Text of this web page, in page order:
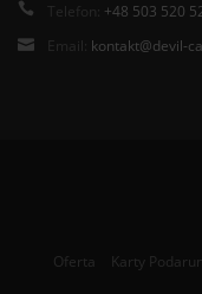
Telefon: +48 503 520
Email: kontakt@devil-
Oferta Karty